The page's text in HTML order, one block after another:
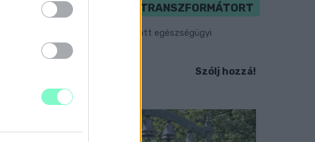
MEGHIBÁSODOTT TRANSZFORMÁTORT
Megkezdték az elhalasztott egészségügyi
ellátásokat.
Szólj hozzá!